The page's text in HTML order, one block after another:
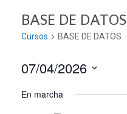
BASE DE DATOS
Cursos BASE DE DATOS
07/04/2026
fecha.
En marcha